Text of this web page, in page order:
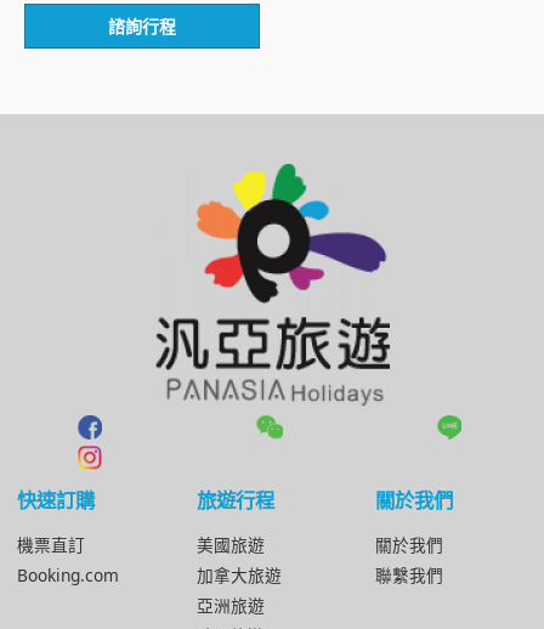
評
滿
諮詢行程
快速訂購
機票直訂
Booking.com
旅遊行程
美國旅遊
加拿大旅遊
亞洲旅遊
關於我們
關於我們
聯繫我們